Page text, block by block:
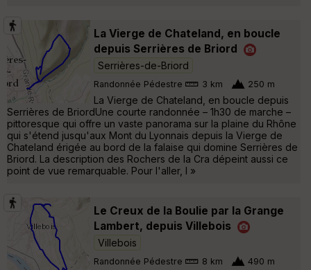
La Vierge de Chateland, en boucle
depuis Serrières de Briord
Serrières-de-Briord
Randonnée Pédestre 3 km 250 m
La Vierge de Chateland, en boucle depuis
Serrières de BriordUne courte randonnée – 1h30 de marche –
pittoresque qui offre un vaste panorama sur la plaine du Rhône
qui s'étend jusqu'aux Mont du Lyonnais depuis la Vierge de
Chateland érigée au bord de la falaise qui domine Serrières de
Briord. La description des Rochers de la Cra dépeint aussi ce
point de vue remarquable. Pour l'aller, l »
Le Creux de la Boulie par la Grange
Lambert, depuis Villebois
Villebois
Randonnée Pédestre 8 km 490 m